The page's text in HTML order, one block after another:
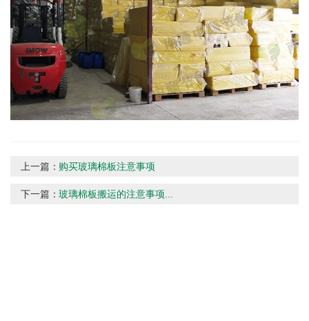
上一篇： 购买玻璃棉板注意事项
下一篇：玻璃棉板搬运的注意事项...